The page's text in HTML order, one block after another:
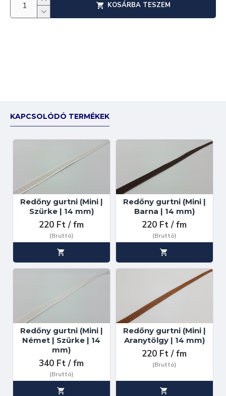
KOSÁRBA TESZEM
KAPCSOLÓDÓ TERMÉKEK
Redőny gurtni (Mini |
Szürke | 14 mm)
220 Ft / fm
(Bruttó)
Redőny gurtni (Mini |
Barna | 14 mm)
220 Ft / fm
(Bruttó)
Redőny gurtni (Mini |
Német | Szürke | 14
mm)
340 Ft / fm
(Bruttó)
Redőny gurtni (Mini |
Aranytölgy | 14 mm)
220 Ft / fm
(Bruttó)